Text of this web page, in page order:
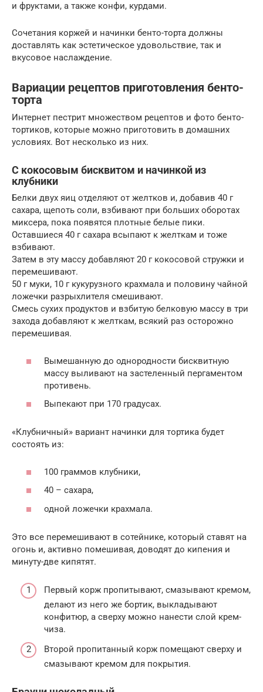
и фруктами, а также конфи, курдами.
Сочетания коржей и начинки бенто-торта должны
доставлять как эстетическое удовольствие, так и
вкусовое наслаждение.
Вариации рецептов приготовления бенто-
торта
Интернет пестрит множеством рецептов и фото бенто-
тортиков, которые можно приготовить в домашних
условиях. Вот несколько из них.
С кокосовым бисквитом и начинкой из
клубники
Белки двух яиц отделяют от желтков и, добавив 40 г
сахара, щепоть соли, взбивают при больших оборотах
миксера, пока появятся плотные белые пики.
Оставшиеся 40 г сахара всыпают к желткам и тоже
взбивают.
Затем в эту массу добавляют 20 г кокосовой стружки и
перемешивают.
50 г муки, 10 г кукурузного крахмала и половину чайной
ложечки разрыхлителя смешивают.
Смесь сухих продуктов и взбитую белковую массу в три
захода добавляют к желткам, всякий раз осторожно
перемешивая.
Вымешанную до однородности бисквитную
массу выливают на застеленный пергаментом
противень.
Выпекают при 170 градусах.
«Клубничный» вариант начинки для тортика будет
состоять из:
100 граммов клубники,
40 – сахара,
одной ложечки крахмала.
Это все перемешивают в сотейнике, который ставят на
огонь и, активно помешивая, доводят до кипения и
минуту-две кипятят.
Первый корж пропитывают, смазывают кремом,
делают из него же бортик, выкладывают
конфитюр, а сверху можно нанести слой крем-
чиза.
Второй пропитанный корж помещают сверху и
смазывают кремом для покрытия.